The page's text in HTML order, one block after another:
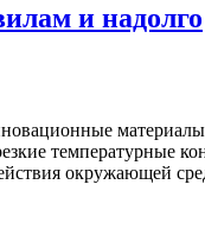
и надолго
температурные
окружающей